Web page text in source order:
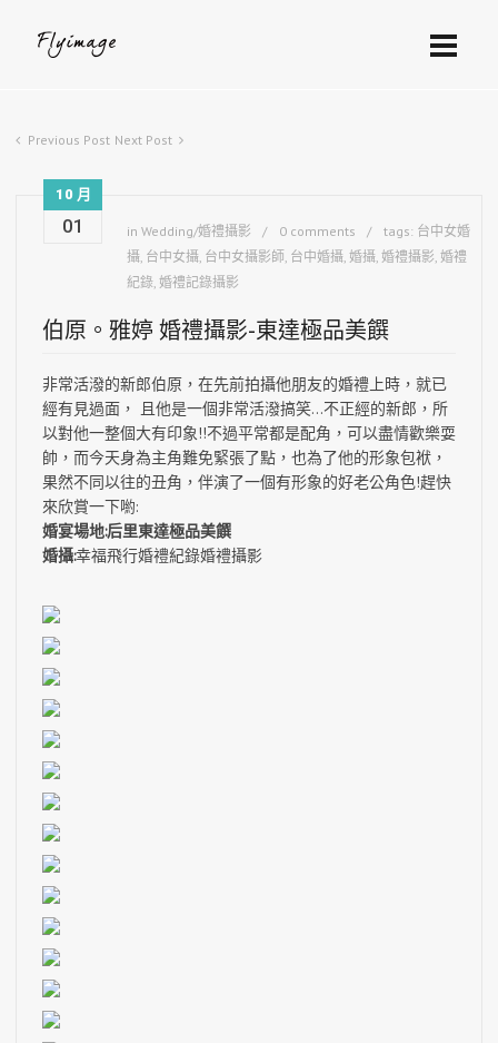
Previous Post Next Post
10 月
01 in Wedding/婚禮攝影 0 comments tags: 台中女婚
攝, 台中女攝, 台中女攝影師, 台中婚攝, 婚攝, 婚禮攝影, 婚禮
紀錄, 婚禮記錄攝影
伯原。雅婷 婚禮攝影-東達極品美饌
非常活潑的新郎伯原，在先前拍攝他朋友的婚禮上時，就已
經有見過面，
且他是一個非常活潑搞笑…不正經的新郎，所
以對他一整個大有印象!!不過平常都是配角，可以盡情歡樂耍
帥，而今天身為主角難免緊張了點，也為了他的形象包袱，
果然不同以往的丑角，伴演了一個有形象的好老公角色!趕快
來欣賞一下喲:
婚宴場地:后里東達極品美饌
婚攝:幸福飛行婚禮紀錄婚禮攝影